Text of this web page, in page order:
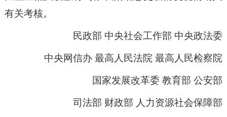
有关考核。
民政部 中央社会工作部 中央政法委
中央网信办 最高人民法院 最高人民检察院
国家发展改革委 教育部 公安部
司法部 财政部 人力资源社会保障部